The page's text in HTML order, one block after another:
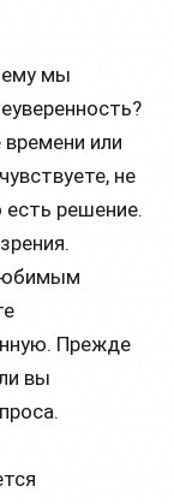
мы
или
не
решение.
Прежде
вы